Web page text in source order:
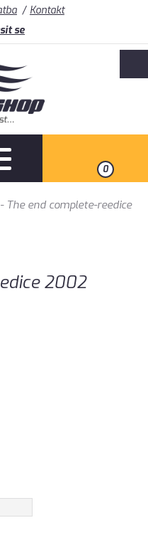
Kontakt
se
0
- The end complete-reedice
2002